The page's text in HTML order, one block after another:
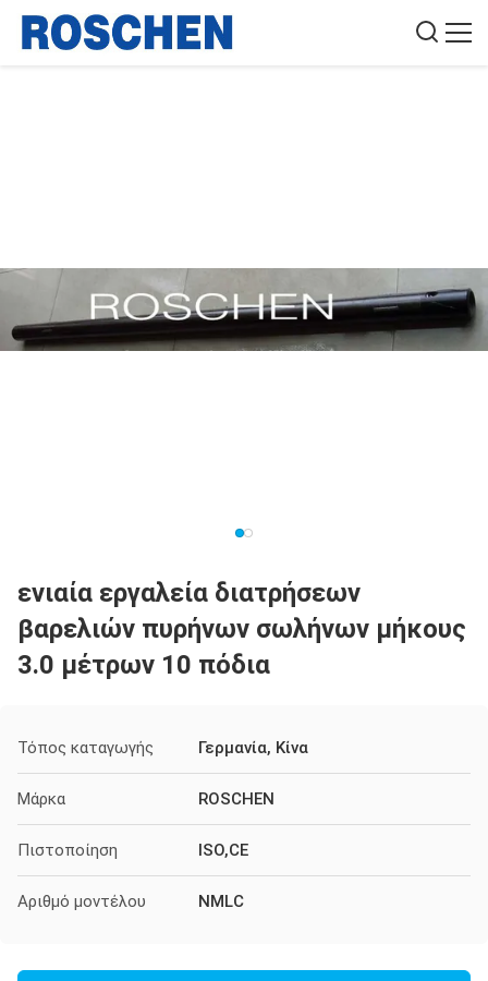
ενιαία εργαλεία διατρήσεων
βαρελιών πυρήνων σωλήνων μήκους
3.0 μέτρων 10 πόδια
Τόπος καταγωγής Γερμανία, Κίνα
Μάρκα ROSCHEN
Πιστοποίηση ISO,CE
Αριθμό μοντέλου NMLC